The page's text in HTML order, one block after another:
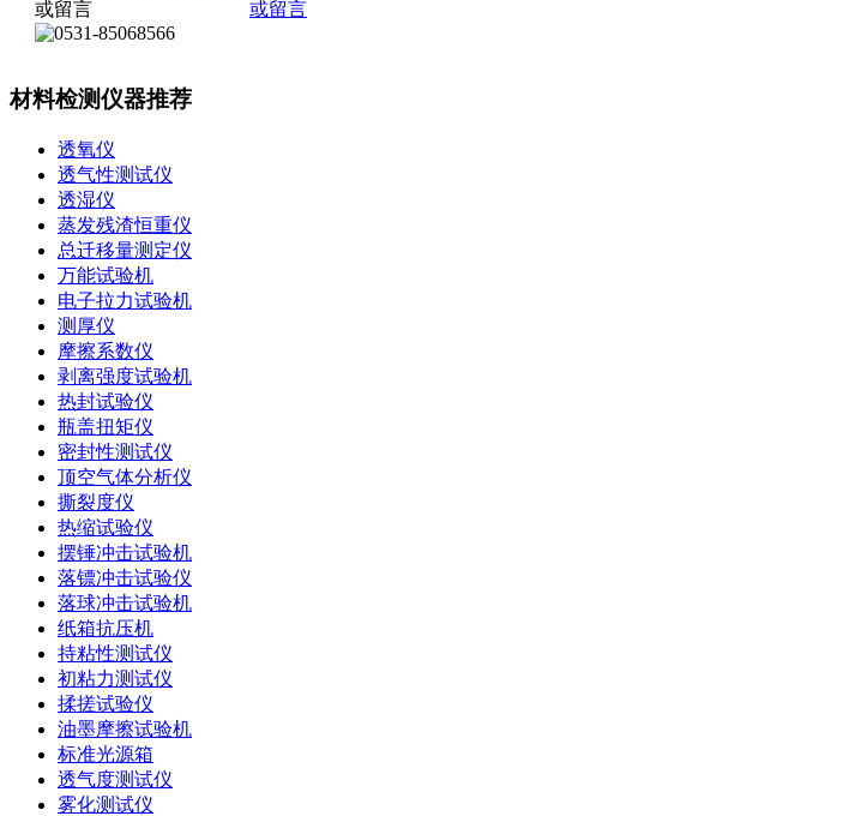
材料检测仪器推荐
透氧仪
透气性测试仪
透湿仪
蒸发残渣恒重仪
总迁移量测定仪
万能试验机
电子拉力试验机
测厚仪
摩擦系数仪
剥离强度试验机
热封试验仪
瓶盖扭矩仪
密封性测试仪
顶空气体分析仪
撕裂度仪
热缩试验仪
摆锤冲击试验机
落镖冲击试验仪
落球冲击试验机
纸箱抗压机
持粘性测试仪
初粘力测试仪
揉搓试验仪
油墨摩擦试验机
标准光源箱
透气度测试仪
雾化测试仪